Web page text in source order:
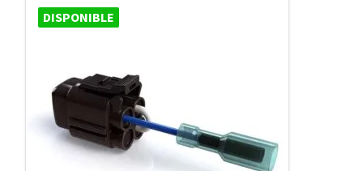
DISPONIBLE